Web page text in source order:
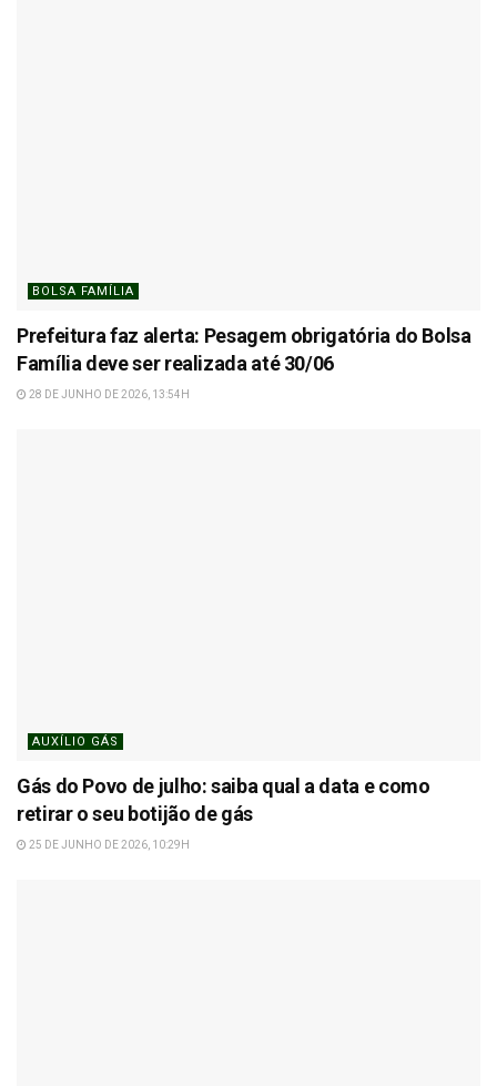
BOLSA FAMÍLIA
Prefeitura faz alerta: Pesagem obrigatória do Bolsa
Família deve ser realizada até 30/06
28 DE JUNHO DE 2026, 13:54H
AUXÍLIO GÁS
Gás do Povo de julho: saiba qual a data e como
retirar o seu botijão de gás
25 DE JUNHO DE 2026, 10:29H